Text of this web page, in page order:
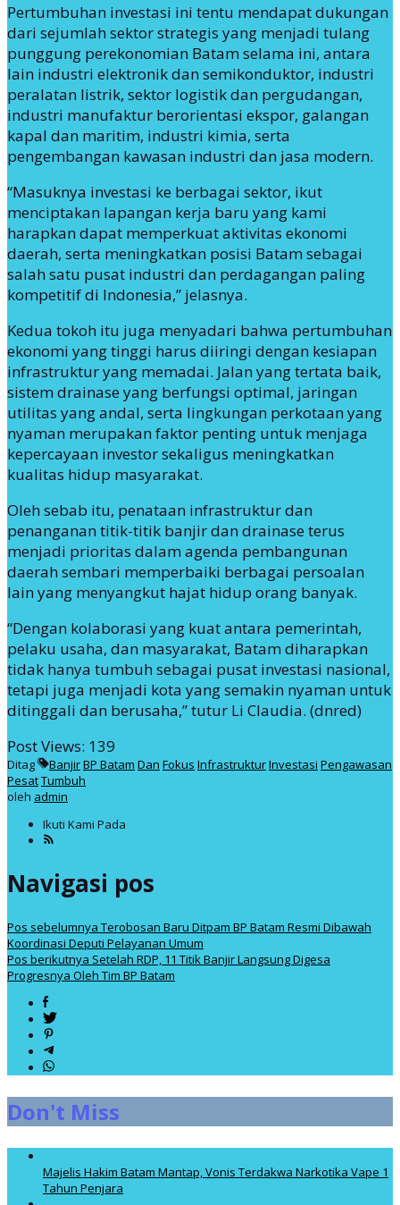
Pertumbuhan investasi ini tentu mendapat dukungan
dari sejumlah sektor strategis yang menjadi tulang
punggung perekonomian Batam selama ini, antara
lain industri elektronik dan semikonduktor, industri
peralatan listrik, sektor logistik dan pergudangan,
industri manufaktur berorientasi ekspor, galangan
kapal dan maritim, industri kimia, serta
pengembangan kawasan industri dan jasa modern.
“Masuknya investasi ke berbagai sektor, ikut
menciptakan lapangan kerja baru yang kami
harapkan dapat memperkuat aktivitas ekonomi
daerah, serta meningkatkan posisi Batam sebagai
salah satu pusat industri dan perdagangan paling
kompetitif di Indonesia,” jelasnya.
Kedua tokoh itu juga menyadari bahwa pertumbuhan
ekonomi yang tinggi harus diiringi dengan kesiapan
infrastruktur yang memadai. Jalan yang tertata baik,
sistem drainase yang berfungsi optimal, jaringan
utilitas yang andal, serta lingkungan perkotaan yang
nyaman merupakan faktor penting untuk menjaga
kepercayaan investor sekaligus meningkatkan
kualitas hidup masyarakat.
Oleh sebab itu, penataan infrastruktur dan
penanganan titik-titik banjir dan drainase terus
menjadi prioritas dalam agenda pembangunan
daerah sembari memperbaiki berbagai persoalan
lain yang menyangkut hajat hidup orang banyak.
“Dengan kolaborasi yang kuat antara pemerintah,
pelaku usaha, dan masyarakat, Batam diharapkan
tidak hanya tumbuh sebagai pusat investasi nasional,
tetapi juga menjadi kota yang semakin nyaman untuk
ditinggali dan berusaha,” tutur Li Claudia. (dnred)
Post Views: 139
Ditag BanjirBP Batam Dan Fokus InfrastrukturInvestasi Pengawasan
PesatTumbuh
oleh admin
Ikuti Kami Pada
Navigasi pos
Pos sebelumnya Terobosan Baru Ditpam BP Batam Resmi Dibawah
Koordinasi Deputi Pelayanan Umum
Pos berikutnya Setelah RDP, 11 Titik Banjir Langsung Digesa
Progresnya Oleh Tim BP Batam
Don't Miss
Majelis Hakim Batam Mantap, Vonis Terdakwa Narkotika Vape 1
Tahun Penjara